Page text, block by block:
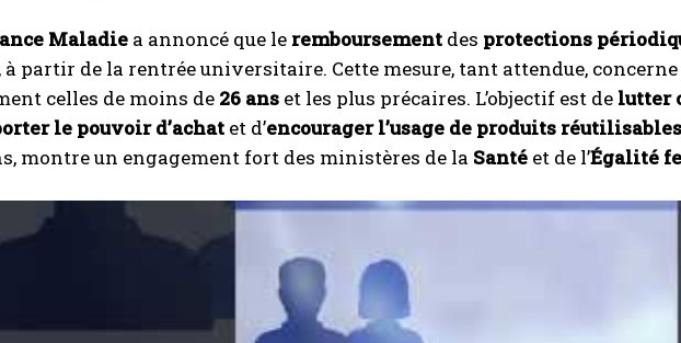
Maladie a annoncé que le remboursement des protections
partir de la rentrée universitaire. Cette mesure, tant attendue, concerne
celles de moins de 26 ans et les plus précaires. L’objectif est de lutter
le pouvoir d’achat et d’encourager l’usage de produits réutilisables
montre un engagement fort des ministères de la Santé et de l’Égalité